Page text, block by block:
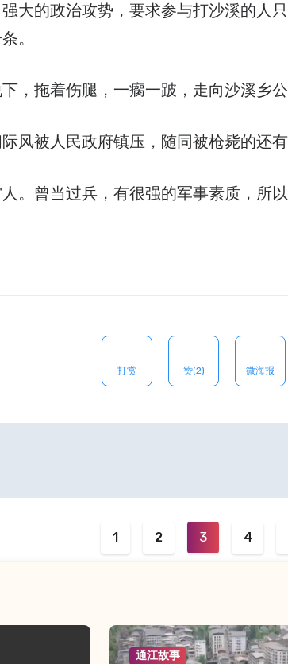
大的政治攻势，要求参与打沙溪的人
。
，拖着伤腿，一瘸一跛，走向沙溪乡
风被人民政府镇压，随同被枪毙的还有
。曾当过兵，有很强的军事素质，所
打赏 赞(2) 微海报
1 2 3 4
通江故事